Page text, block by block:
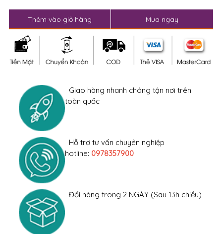
Phân loại
: Đồ ngủ gợi cảm
Lượt xem
: 5460
170,000đ
Thêm vào giỏ hàng